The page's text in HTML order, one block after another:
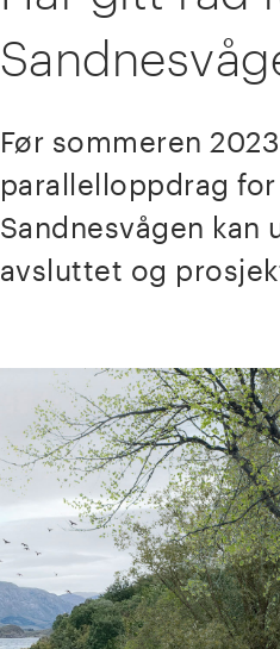
Før sommeren
parallelloppdrag
Sandnesvågen kan
avsluttet og